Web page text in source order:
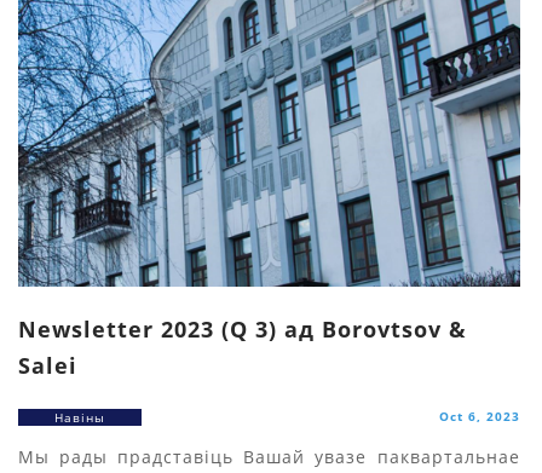
Newsletter 2023 (Q 3) ад Borovtsov &
Salei
Навіны Oct 6, 2023
Мы рады прадставіць Вашай увазе паквартальнае